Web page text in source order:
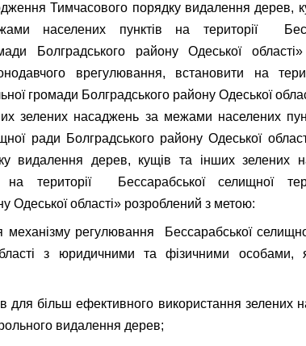
Тимчасового порядку видалення дерев,
населених пунктів на території
Болградського району Одеської
врегулювання, встановити на
громади Болградського району Одеської
зелених насаджень за межами населених
ради Болградського району Одеської
видалення дерев, кущів та інших зелених
на території Бессарабської селищної
Одеської області» розроблений з метою:
механізму регулювання Бессарабської
з юридичними та фізичними особами,
для більш ефективного використання зелених
видалення дерев;